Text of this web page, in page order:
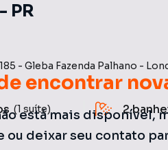
encontrar
está mais disponível,
ou deixar seu contato
PR
185 - Gleba Fazenda Palhano -
(1 suíte) 2